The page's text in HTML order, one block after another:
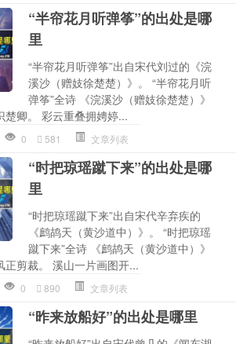
“半帘花月听弹筝”的出处是哪
里
“半帘花月听弹筝”出自宋代刘过的《浣
溪沙（赠妓徐楚楚）》。 “半帘花月听
弹筝”全诗 《浣溪沙（赠妓徐楚楚）》
楚卿。 彩云重叠拥娉婷...
0 581 文章列表
“时把琼瑶蹴下来”的出处是哪
里
“时把琼瑶蹴下来”出自宋代辛弃疾的
《鹧鸪天（黄沙道中）》。 “时把琼瑶
蹴下来”全诗 《鹧鸪天（黄沙道中）》
正剪裁。 溪山一片画图开...
0 890 文章列表
“昨来放船好”的出处是哪里